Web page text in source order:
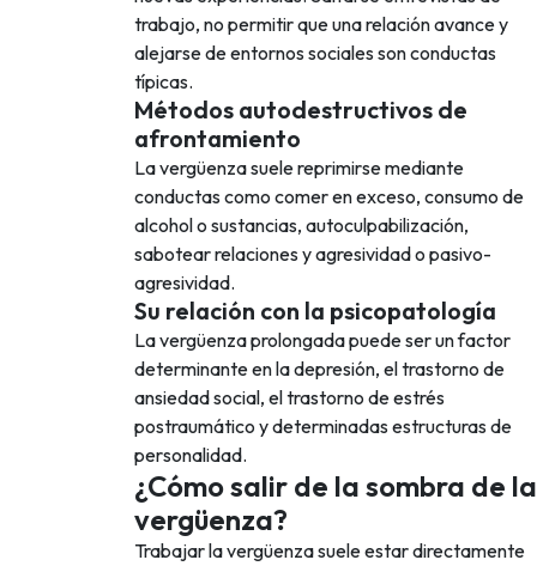
trabajo, no permitir que una relación avance y
alejarse de entornos sociales son conductas
típicas.
Métodos autodestructivos de
afrontamiento
La vergüenza suele reprimirse mediante
conductas como comer en exceso, consumo de
alcohol o sustancias, autoculpabilización,
sabotear relaciones y agresividad o pasivo-
agresividad.
Su relación con la psicopatología
La vergüenza prolongada puede ser un factor
determinante en la depresión, el trastorno de
ansiedad social, el trastorno de estrés
postraumático y determinadas estructuras de
personalidad.
¿Cómo salir de la sombra de la
vergüenza?
Trabajar la vergüenza suele estar directamente